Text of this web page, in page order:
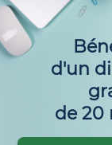
d'un
de 20